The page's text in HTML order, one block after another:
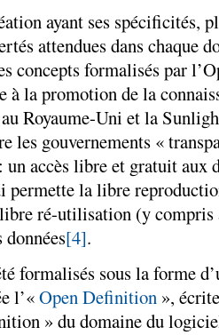
ayant ses spécificités,
attendues dans chaque
concepts formalisés par
à la promotion de la
Royaume-Uni et la
les gouvernements «
accès libre et gratuit aux
permette la libre
ré-utilisation (y compris
[4].
formalisés sous la forme
l’«Open Definition »,
» du domaine du